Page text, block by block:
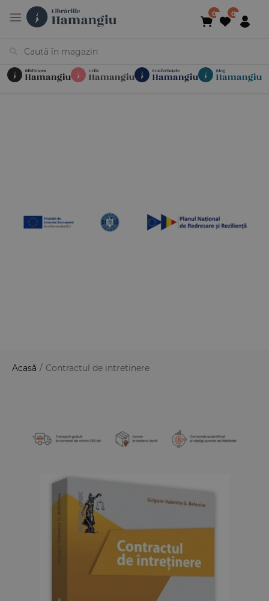
Acasă / Contractul de intretinere